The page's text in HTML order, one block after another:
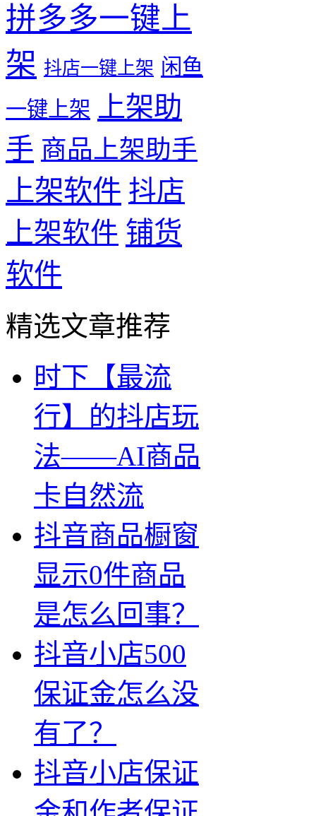
拼多多一键上
架 抖店一键上架 闲鱼
一键上架
上架助
手 商品上架助手
上架软件 抖店
上架软件 铺货
软件
精选文章推荐
时下【最流
行】的抖店玩
法——AI商品
卡自然流
抖音商品橱窗
显示0件商品
是怎么回事？
抖音小店500
保证金怎么没
有了？
抖音小店保证